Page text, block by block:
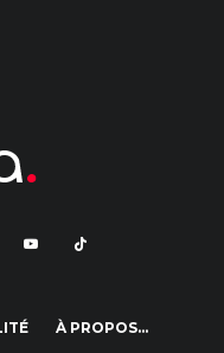
À PROPOS…